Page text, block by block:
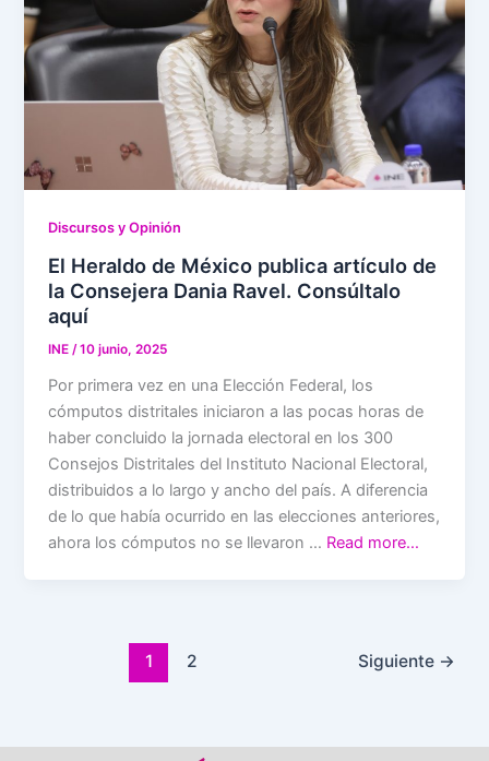
Discursos y Opinión
El Heraldo de México publica artículo de
la Consejera Dania Ravel. Consúltalo
aquí
INE/10 junio, 2025
Por primera vez en una Elección Federal, los
cómputos distritales iniciaron a las pocas horas de
haber concluido la jornada electoral en los 300
Consejos Distritales del Instituto Nacional Electoral,
distribuidos a lo largo y ancho del país. A diferencia
de lo que había ocurrido en las elecciones anteriores,
ahora los cómputos no se llevaron … Read more…
1 2 Siguiente →